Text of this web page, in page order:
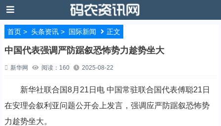
首页> 头条资讯> 国际新闻 正文
中国代表强调严防踞叙恐怖势力趁势坐大
新华网 阅读：160 2025-08-22
新华社联合国8月21日电 中国常驻联合国代表傅聪21日
在安理会叙利亚问题公开会上发言，强调应严防踞叙恐怖势
力趁势坐大。